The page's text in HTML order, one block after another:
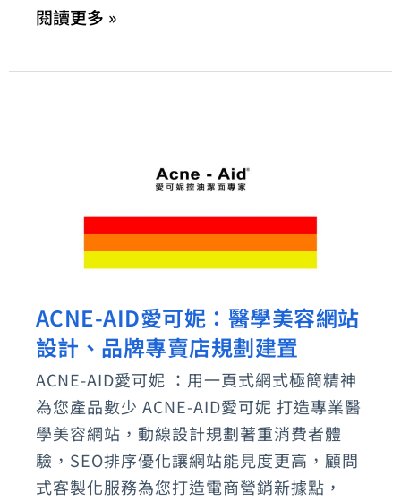
及
閱讀更多 »
ACNE-AID愛可妮：醫學美容網站
設計、品牌專賣店規劃建置
ACNE-AID愛可妮 ：用一頁式網式極簡精神
為您產品數少 ACNE-AID愛可妮 打造專業醫
學美容網站，動線設計規劃著重消費者體
驗，SEO排序優化讓網站能見度更高，顧問
式客製化服務為您打造電商營銷新據點，
ACNE-
AID
愛
可
妮：
醫
學